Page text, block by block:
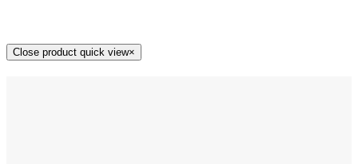
Close product quick view×